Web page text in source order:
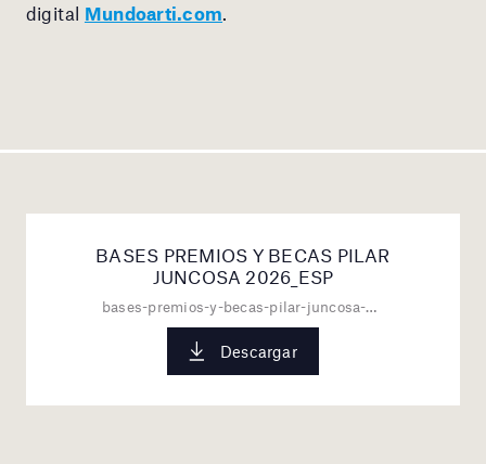
digital Mundoarti.com
BASES PREMIOS Y BECAS PILAR
JUNCOSA 2026_ESP
bases-premios-y-becas-pilar-juncosa-2026_esp.pdf
Descargar